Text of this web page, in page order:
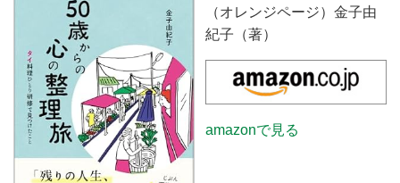
（オレンジページ）金子由
紀子（著）
amazonで見る